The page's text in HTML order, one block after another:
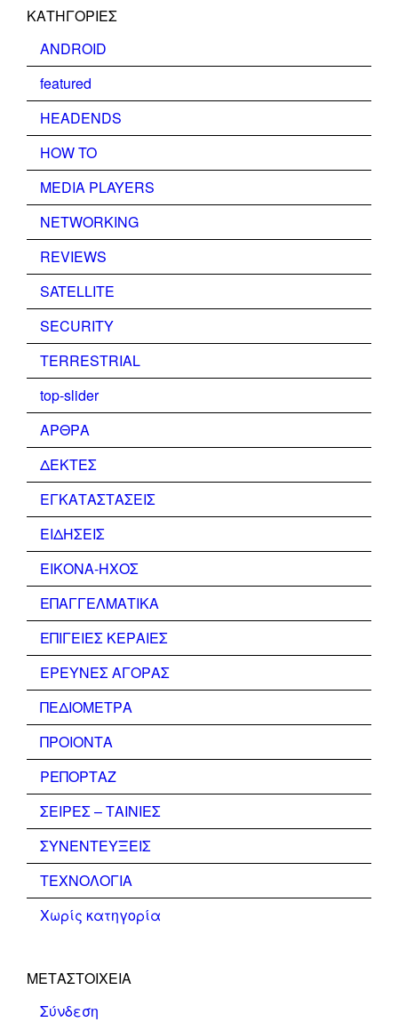
KΑΤΗΓΟΡΊΕΣ
ANDROID
featured
HEADENDS
HOW TO
MEDIA PLAYERS
NETWORKING
REVIEWS
SATELLITE
SECURITY
TERRESTRIAL
top-slider
ΑΡΘΡΑ
ΔΕΚΤΕΣ
ΕΓΚΑΤΑΣΤΑΣΕΙΣ
ΕΙΔΗΣΕΙΣ
ΕΙΚΟΝΑ-ΗΧΟΣ
ΕΠΑΓΓΕΛΜΑΤΙΚΑ
ΕΠΙΓΕΙΕΣ ΚΕΡΑΙΕΣ
ΕΡΕΥΝΕΣ ΑΓΟΡΑΣ
ΠΕΔΙΟΜΕΤΡΑ
ΠΡΟΙΟΝΤΑ
ΡΕΠΟΡΤΑΖ
ΣΕΙΡΕΣ – ΤΑΙΝΙΕΣ
ΣΥΝΕΝΤΕΥΞΕΙΣ
ΤΕΧΝΟΛΟΓΙΑ
Χωρίς κατηγορία
ΜΕΤΑΣΤΟΙΧΕΊΑ
Σύνδεση